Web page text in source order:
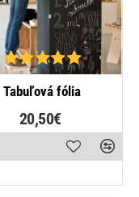
Tabuľová fólia
20,50€